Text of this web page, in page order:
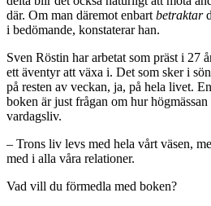
där. Om man där­emot enbart betraktar
i bedömande, konstaterar han.
Sven Röstin har arbetat som präst i 27
ett äventyr att växa i. Det som sker i
på resten av veckan, ja, på hela livet.
boken är just frågan om hur
vardagsliv.
– Trons liv levs med hela vårt väsen,
med i alla våra relationer.
Vad vill du förmedla med boken?